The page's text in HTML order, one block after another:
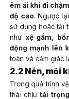
êm ái khi đi chậm
độ cao. Ngược
sử dụng hoặc tải
như xệ gầm,
động mạnh lên
toàn và cảm giác
2.2 Nén, mỏi
Trong quá trình
thái chịu tải